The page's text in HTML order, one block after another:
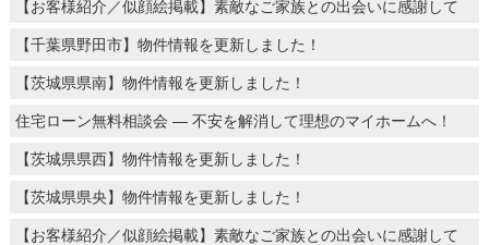
【お客様紹介／似顔絵掲載】素敵なご家族との出会いに感謝して
【千葉県野田市】物件情報を更新しました！
【茨城県県南】物件情報を更新しました！
住宅ローン無料相談会 ― 不安を解消して理想のマイホームへ！
【茨城県県西】物件情報を更新しました！
【茨城県県央】物件情報を更新しました！
【お客様紹介／似顔絵掲載】素敵なご家族との出会いに感謝して